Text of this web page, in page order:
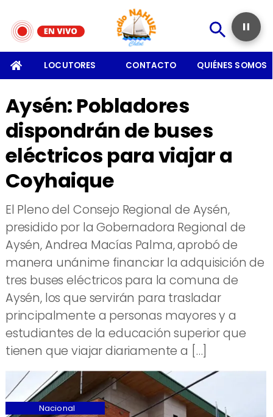
LOCUTORES CONTACTO QUIÉNES SOMOS
Aysén: Pobladores
dispondrán de buses
eléctricos para viajar a
Coyhaique
El Pleno del Consejo Regional de Aysén,
presidido por la Gobernadora Regional de
Aysén, Andrea Macías Palma, aprobó de
manera unánime financiar la adquisición de
tres buses eléctricos para la comuna de
Aysén, los que servirán para trasladar
principalmente a personas mayores y a
estudiantes de la educación superior que
tienen que viajar diariamente a […]
Nacional